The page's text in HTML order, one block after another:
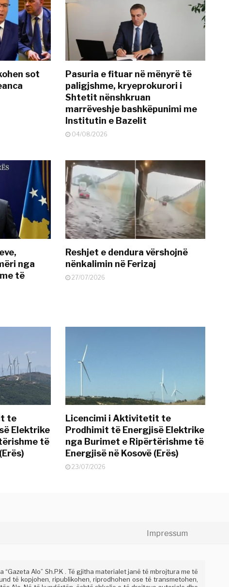
sot
Pasuria e fituar në mënyrë të
paligjshme, kryeprokurori i
Shtetit nënshkruan
marrëveshje bashkëpunimi me
Institutin e Bazelit
04/08/2026
nga
të
Reshjet e dendura vërshojnë
nënkalimin në Ferizaj
27/07/2026
te
Elektrike
të
Licencimi i Aktivitetit te
Prodhimit të Energjisë Elektrike
nga Burimet e Ripërtërishme të
Energjisë në Kosovë (Erës)
23/07/2026
Impressum
“Gazeta Alo” Sh.P.K . Të gjitha materialet janë të mbrojtura me të
të kopjohen, ripublikohen, riprodhohen ose të transmetohen,